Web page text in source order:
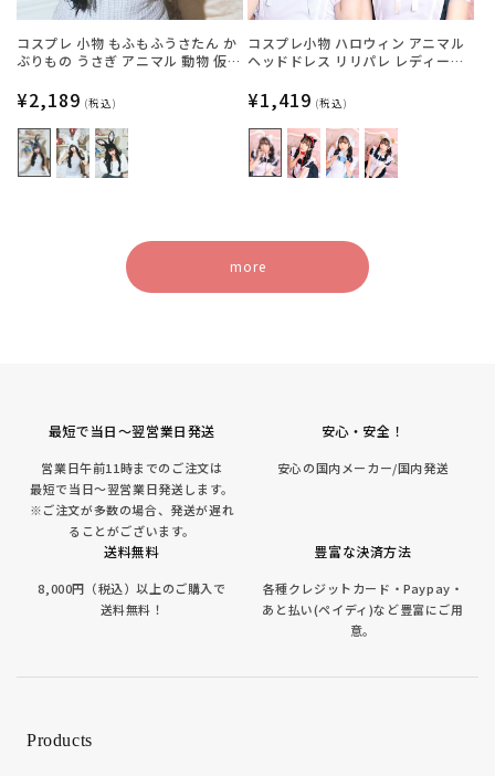
コスプレ 小物 もふもふうさたん か
ぶりもの うさぎ アニマル 動物 仮装
ック【クリアストーン】
通
常
価
格
¥2,189 (税込)
コスプレ小物 ハロウィン アニマル
ヘッドドレス リリパレ レディース
ぎ/くま【クリアストーン】
通
常
価
格
¥1,419 (税込)
more
最短で当日～翌営業日発送
営業日午前11時までのご注文は
最短で当日～翌営業日発送します。
※ご注文が多数の場合、発送が遅れ
ることがございます。
安心・安全！
安心の国内メーカー/国内発送
送料無料
8,000円（税込）以上のご購入で
送料無料！
豊富な決済方法
各種クレジットカード・Paypay・
あと払い(ペイディ)など豊富にご用
意。
Products